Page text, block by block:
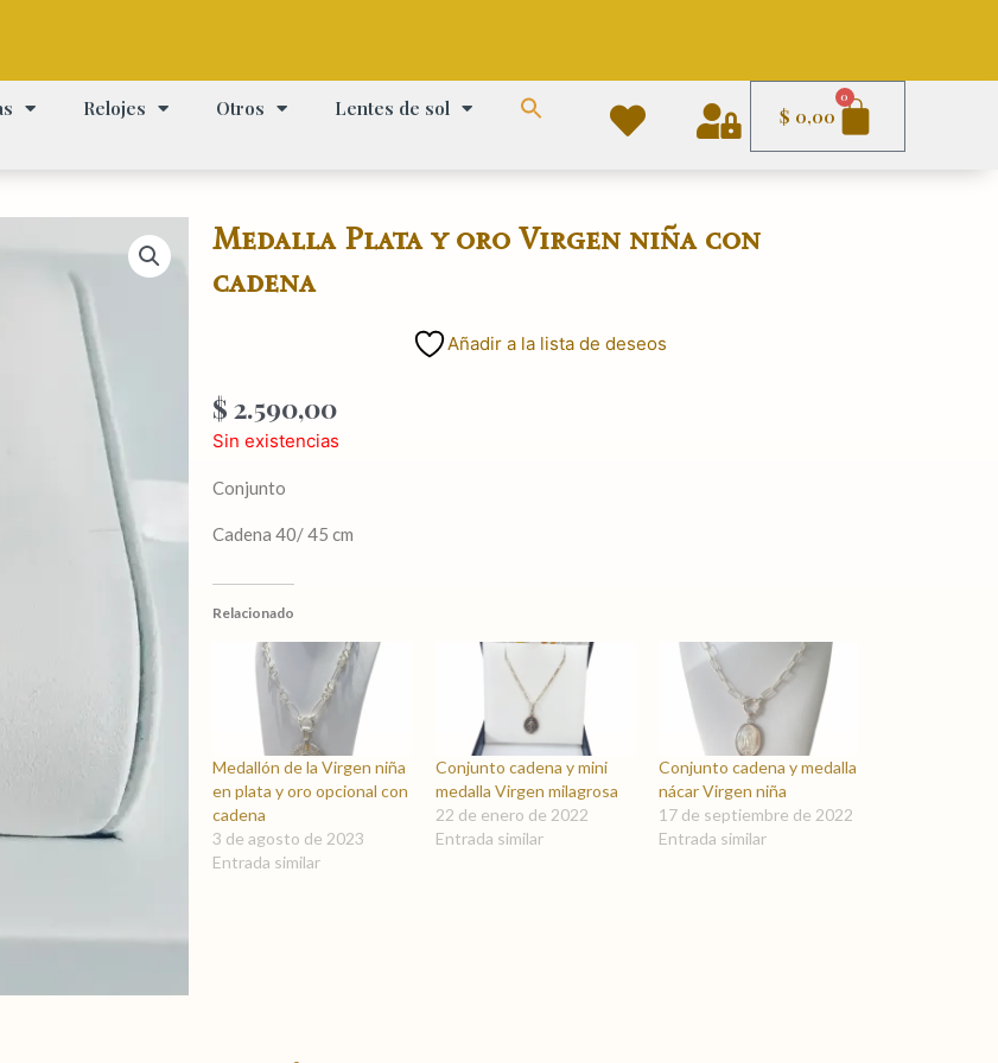
Relojes Otros Lentes de sol $ 0,00
0
Carrito
Medalla Plata y oro Virgen niña con
cadena
Añadir a la lista de deseos
$ 2.590,00
Sin existencias
Conjunto
Cadena 40/ 45 cm
Relacionado
Medallón de la Virgen niña
en plata y oro opcional con
cadena
3 de agosto de 2023
Entrada similar
Conjunto cadena y mini
medalla Virgen milagrosa
22 de enero de 2022
Entrada similar
Conjunto cadena y medalla
nácar Virgen niña
17 de septiembre de 2022
Entrada similar